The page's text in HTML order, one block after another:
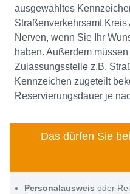
ausgewähltes
Straßenverkehrsamt
Nerven, wenn Sie Ihr
haben. Außerdem
Zulassungsstelle z.B.
Kennzeichen zugeteilt
Reservierungsdauer je
Das dürfen Sie
Personalausweis oder